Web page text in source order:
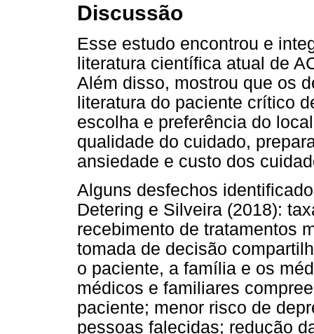
Discussão
Esse estudo encontrou e
literatura científica atual de
Além disso, mostrou que os
literatura do paciente crítico
escolha e preferência do
qualidade do cuidado,
ansiedade e custo dos
Alguns desfechos
Detering e Silveira (2018):
recebimento de tratamentos
tomada de decisão
o paciente, a família e os
médicos e familiares
paciente; menor risco de
pessoas falecidas; redução